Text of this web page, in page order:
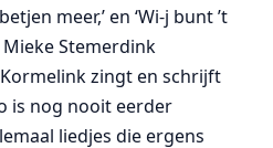
meer,’ en ‘Wi-j bunt ’t
Stemerdink
zingt en schrijft
is nog nooit eerder
liedjes die ergens